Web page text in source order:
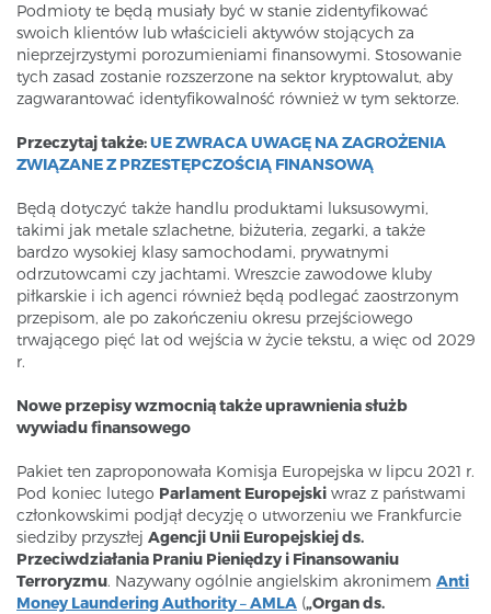
Podmioty te będą musiały być w stanie zidentyfikować
swoich klientów lub właścicieli aktywów stojących za
nieprzejrzystymi porozumieniami finansowymi. Stosowanie
tych zasad zostanie rozszerzone na sektor kryptowalut, aby
zagwarantować identyfikowalność również w tym sektorze.
Przeczytaj także:UE ZWRACA UWAGĘ NA ZAGROŻENIA
ZWIĄZANE Z PRZESTĘPCZOŚCIĄ FINANSOWĄ
Będą dotyczyć także handlu produktami luksusowymi,
takimi jak metale szlachetne, biżuteria, zegarki, a także
bardzo wysokiej klasy samochodami, prywatnymi
odrzutowcami czy jachtami. Wreszcie zawodowe kluby
piłkarskie i ich agenci również będą podlegać zaostrzonym
przepisom, ale po zakończeniu okresu przejściowego
trwającego pięć lat od wejścia w życie tekstu, a więc od 2029
r.
Nowe przepisy wzmocnią także uprawnienia służb
wywiadu finansowego
Pakiet ten zaproponowała Komisja Europejska w lipcu 2021 r.
Pod koniec lutego Parlament Europejski wraz z państwami
członkowskimi podjął decyzję o utworzeniu we Frankfurcie
siedziby przyszłej Agencji Unii Europejskiej ds.
Przeciwdziałania Praniu Pieniędzy i Finansowaniu
Terroryzmu. Nazywany ogólnie angielskim akronimem Anti
Money Laundering Authority–AMLA („Organ ds.